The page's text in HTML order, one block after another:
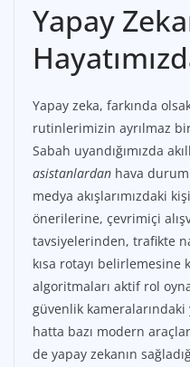
Yapay
Yapay zeka, farkında
rutinlerimizin ayrılmaz
Sabah uyandığımızda
asistanlardan hava
medya akışlarımızdaki
önerilerine, çevrimiçi
tavsiyelerinden, trafikte
kısa rotayı belirlemesine
algoritmaları aktif rol
güvenlik
hatta bazı modern
de yapay zekanın